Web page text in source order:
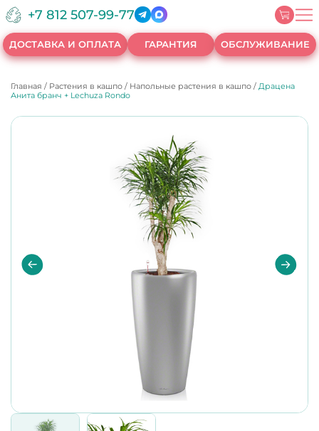
+7 812 507-99-77
ДОСТАВКА И ОПЛАТА ГАРАНТИЯ ОБСЛУЖИВАНИЕ
Главная / Растения в кашпо / Напольные растения в кашпо / Драцена
Анита бранч + Lechuza Rondo